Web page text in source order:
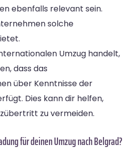
ebenfalls relevant sein.
solche
Umzug handelt,
dass das
über Kenntnisse der
Dies kann dir helfen,
zu vermeiden.
für deinen Umzug nach Belgrad?